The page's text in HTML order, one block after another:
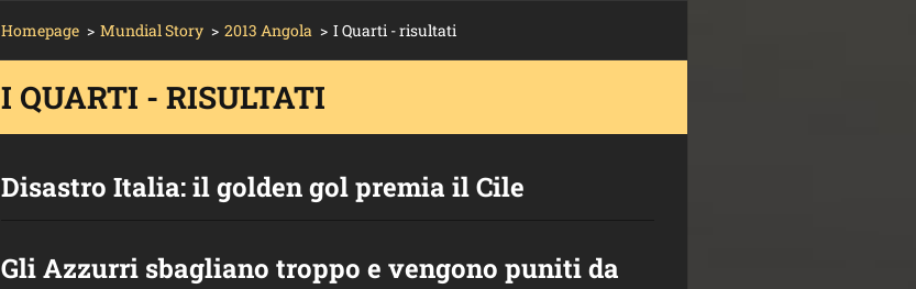
Homepage > Mundial Story > 2013 Angola > I Quarti - risultati
I QUARTI - RISULTATI
Disastro Italia: il golden gol premia il Cile
Gli Azzurri sbagliano troppo e vengono puniti da